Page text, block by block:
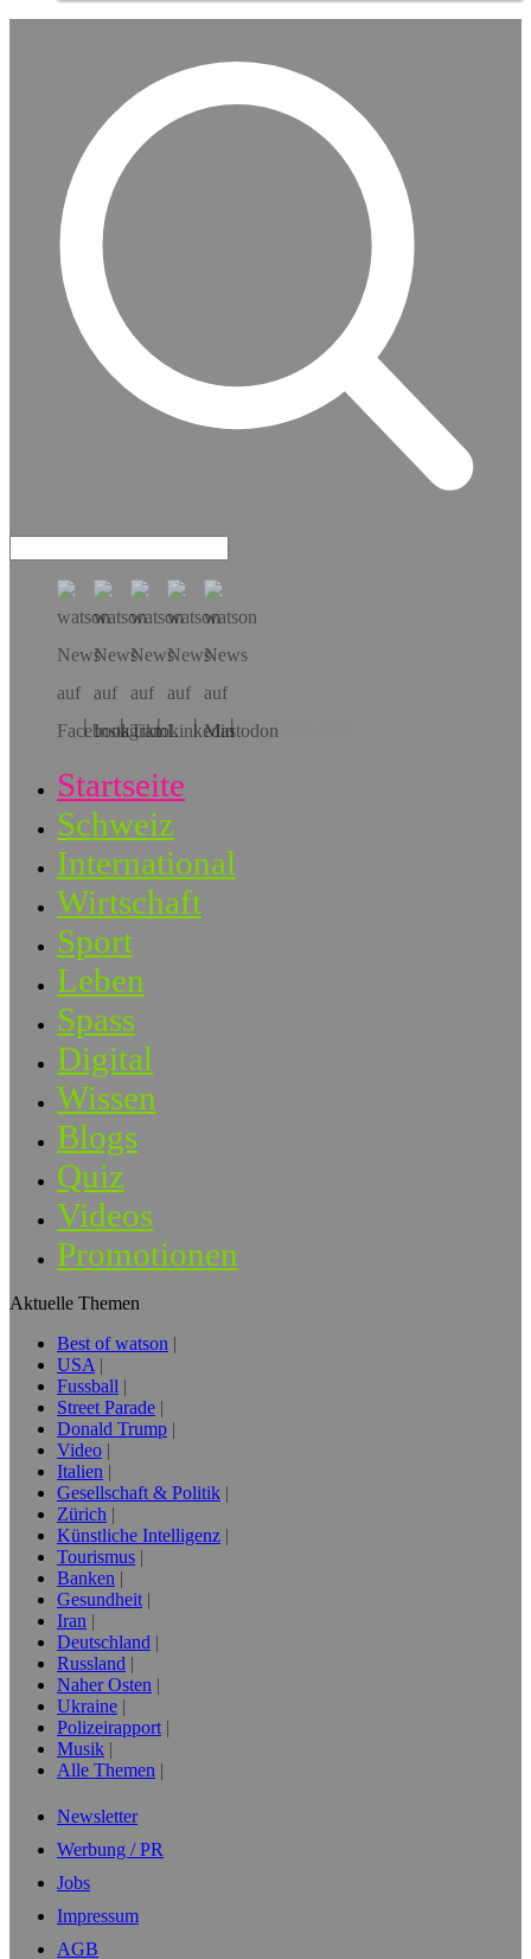
Hol dir die App!
Startseite
Schweiz
International
Wirtschaft
Sport
Leben
Spass
Digital
Wissen
Blogs
Quiz
Videos
Promotionen
Aktuelle Themen
Best of watson
USA
Fussball
Street Parade
Donald Trump
Video
Italien
Gesellschaft & Politik
Zürich
Künstliche Intelligenz
Tourismus
Banken
Gesundheit
Iran
Deutschland
Russland
Naher Osten
Ukraine
Polizeirapport
Musik
Alle Themen
Newsletter
Werbung / PR
Jobs
Impressum
AGB